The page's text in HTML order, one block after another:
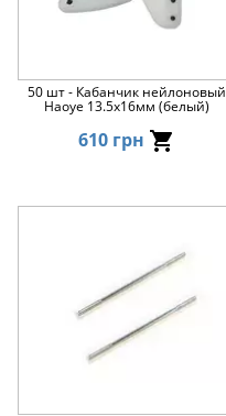
50 шт - Кабанчик нейлоновый
Haoye 13.5x16мм (белый)
610 грн